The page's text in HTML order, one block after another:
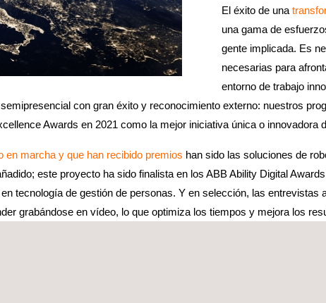
El éxito de una
una gama de
gente implicada. Es
necesarias para
entorno de trabajo
con gran éxito y reconocimiento externo: nuestros
Awards en 2021 como la mejor iniciativa única o innovadora
en marcha y que han recibido premios han sido las soluciones de
este proyecto ha sido finalista en los ABB Ability Digital
tecnología de gestión de personas. Y en selección, las entrevistas
grabándose en vídeo, lo que optimiza los tiempos y mejora los